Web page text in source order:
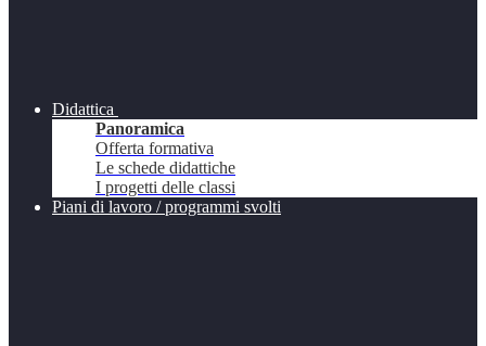
Didattica
Panoramica
Offerta formativa
Le schede didattiche
I progetti delle classi
Piani di lavoro / programmi svolti